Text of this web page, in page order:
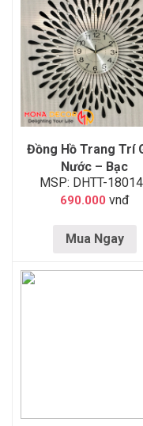
Đồng Hồ Trang Trí
Nước – Bạc
MSP: DHTT-
690.000 vnđ
Mua Ngay